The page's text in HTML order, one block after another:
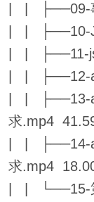
| | ├──09-
| | ├──10-
| | ├──11-
| | ├──12-
| | ├──13-
求.mp4
| | ├──14-
求.mp4
| | └──15-